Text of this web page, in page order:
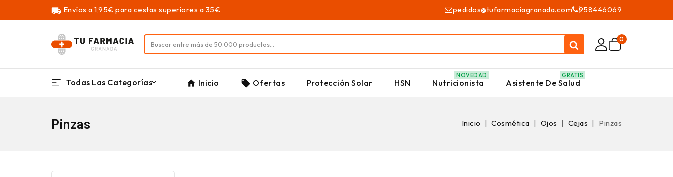
local_shipping Envíos a 1,95€ para cestas superiores a 35€ pedidos@tufarmaciagranada.com 958446069
0
Todas Las Categorías home Inicio local_offer Ofertas Protección Solar HSN Nutricionista
NOVEDAD
Asistente De Salud
GRATIS
Pinzas Inicio Cosmética Ojos Cejas Pinzas